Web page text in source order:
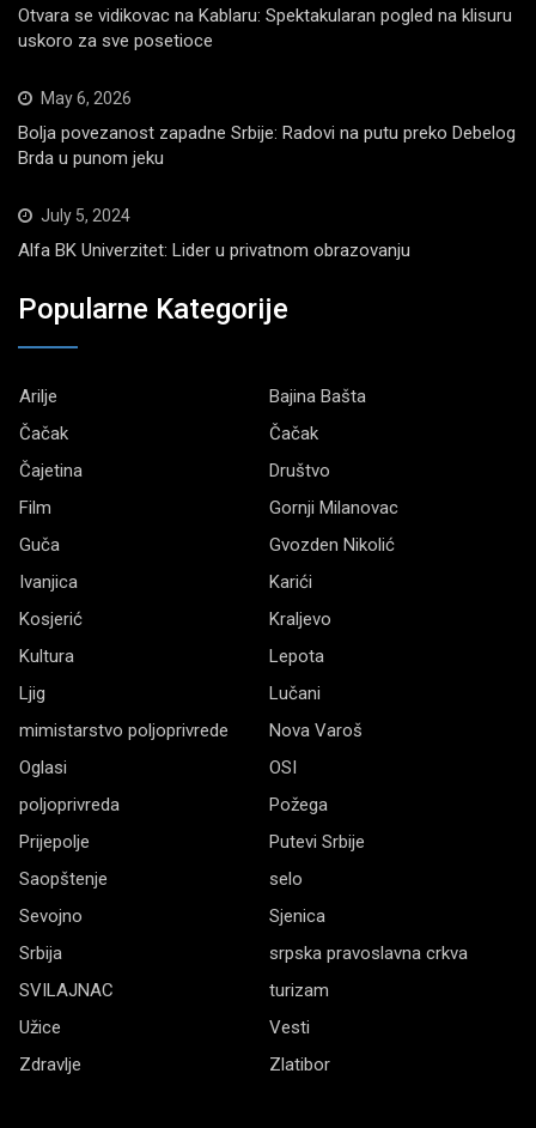
Otvara se vidikovac na Kablaru: Spektakularan pogled na klisuru
uskoro za sve posetioce
May 6, 2026
Bolja povezanost zapadne Srbije: Radovi na putu preko Debelog
Brda u punom jeku
July 5, 2024
Alfa BK Univerzitet: Lider u privatnom obrazovanju
Popularne Kategorije
Arilje
Bajina Bašta
Čačak
Čačak
Čajetina
Društvo
Film
Gornji Milanovac
Guča
Gvozden Nikolić
Ivanjica
Karići
Kosjerić
Kraljevo
Kultura
Lepota
Ljig
Lučani
mimistarstvo poljoprivrede
Nova Varoš
Oglasi
OSI
poljoprivreda
Požega
Prijepolje
Putevi Srbije
Saopštenje
selo
Sevojno
Sjenica
Srbija
srpska pravoslavna crkva
SVILAJNAC
turizam
Užice
Vesti
Zdravlje
Zlatibor